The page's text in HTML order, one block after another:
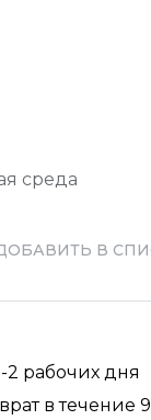
среда
В
2 рабочих дня
в течение